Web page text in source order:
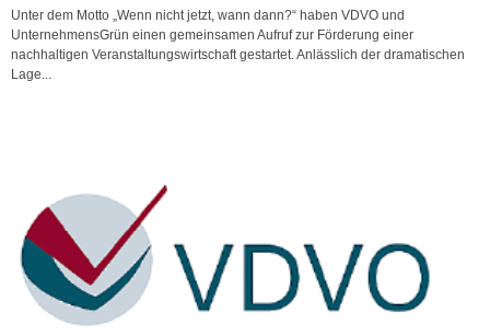
Unter dem Motto „Wenn nicht jetzt, wann dann?“ haben VDVO und
UnternehmensGrün einen gemeinsamen Aufruf zur Förderung einer
nachhaltigen Veranstaltungswirtschaft gestartet. Anlässlich der dramatischen
Lage...